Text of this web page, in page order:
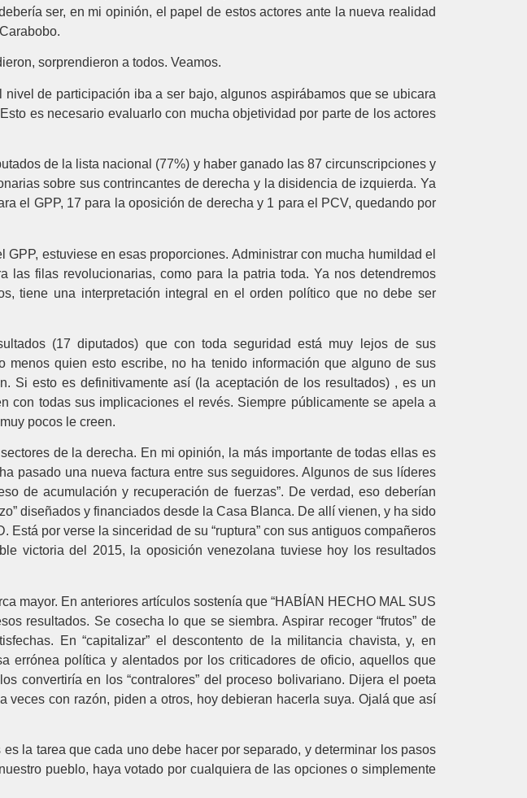
ser, en mi opinión, el papel de estos actores ante la nueva realidad
sorprendieron a todos. Veamos.
de participación iba a ser bajo, algunos aspirábamos que se ubicara
es necesario evaluarlo con mucha objetividad por parte de los actores
de la lista nacional (77%) y haber ganado las 87 circunscripciones y
sobre sus contrincantes de derecha y la disidencia de izquierda. Ya
el GPP, 17 para la oposición de derecha y 1 para el PCV, quedando por
estuviese en esas proporciones. Administrar con mucha humildad el
las filas revolucionarias, como para la patria toda. Ya nos detendremos
tiene una interpretación integral en el orden político que no debe ser
(17 diputados) que con toda seguridad está muy lejos de sus
quien esto escribe, no ha tenido información que alguno de sus
Si esto es definitivamente así (la aceptación de los resultados) , es un
con todas sus implicaciones el revés. Siempre públicamente se apela a
pocos le creen.
de la derecha. En mi opinión, la más importante de todas ellas es
pasado una nueva factura entre sus seguidores. Algunos de sus líderes
de acumulación y recuperación de fuerzas”. De verdad, eso deberían
diseñados y financiados desde la Casa Blanca. De allí vienen, y ha sido
por verse la sinceridad de su “ruptura” con sus antiguos compañeros
victoria del 2015, la oposición venezolana tuviese hoy los resultados
mayor. En anteriores artículos sostenía que “HABÍAN HECHO MAL SUS
resultados. Se cosecha lo que se siembra. Aspirar recoger “frutos” de
En “capitalizar” el descontento de la militancia chavista, y, en
errónea política y alentados por los criticadores de oficio, aquellos que
convertiría en los “contralores” del proceso bolivariano. Dijera el poeta
veces con razón, piden a otros, hoy debieran hacerla suya. Ojalá que así
la tarea que cada uno debe hacer por separado, y determinar los pasos
pueblo, haya votado por cualquiera de las opciones o simplemente